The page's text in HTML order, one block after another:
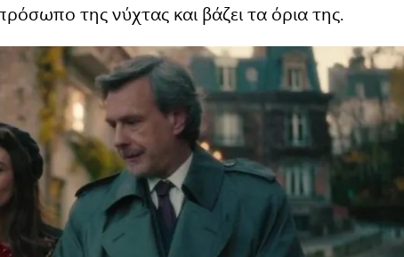
της νύχτας και βάζει τα όρια της.